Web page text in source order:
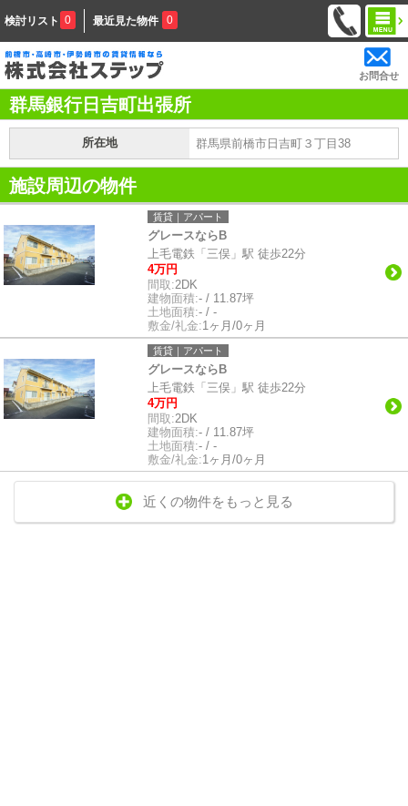
検討リスト 0 最近見た物件 0
お問合せ
群馬銀行日吉町出張所
所在地 群馬県前橋市日吉町３丁目38
施設周辺の物件
賃貸｜アパート
グレースならB
上毛電鉄「三俣」駅 徒歩22分
4万円
間取:2DK
建物面積:- / 11.87坪
土地面積:- / -
敷金/礼金:1ヶ月/0ヶ月
賃貸｜アパート
グレースならB
上毛電鉄「三俣」駅 徒歩22分
4万円
間取:2DK
建物面積:- / 11.87坪
土地面積:- / -
敷金/礼金:1ヶ月/0ヶ月
近くの物件をもっと見る